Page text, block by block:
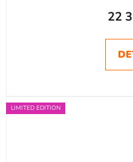
22
LIMITED EDITION